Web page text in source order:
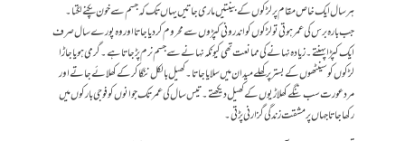
ہر سال ایک خاص مقام پر لڑکوں کے بینتیں ماری جاتیں یہاں تک کہ جسم سے خون پکنے لگتا ۔
جب بارہ برس کی عمر ہوتی تو لڑکوں کو اندرونی کپڑوں سے محروم کر دیا جاتا اور وہ پورے سال صرف
ایک کپڑا پہنتے ۔ زیادہ نہانے کی ممانعت تھی کیونکہ نہانے سے جسم نرم پڑ جاتا ہے ۔ گرمی ہو یا جاڑا
لڑکوں کو سینٹھوں کے بستر پر کھلے میدان میں سلایا جاتا ۔ کھیل بالکل ننگا کر کے کھلائے جاتے اور
مرد عورت سب ننگے کھلاڑیوں کے کھیل دیکھتے ۔ تیس سال کی عمر تک جوانوں کو فوجی بارکوں میں
رکھا جاتا جہاں پر مشقت زندگی گزارنی پڑتی۔